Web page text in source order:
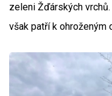
zeleni Žďárských
však patří k ohroženým